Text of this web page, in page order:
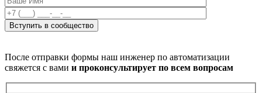
После отправки формы наш инженер по автоматизации
свяжется с вами и проконсультирует по всем вопросам